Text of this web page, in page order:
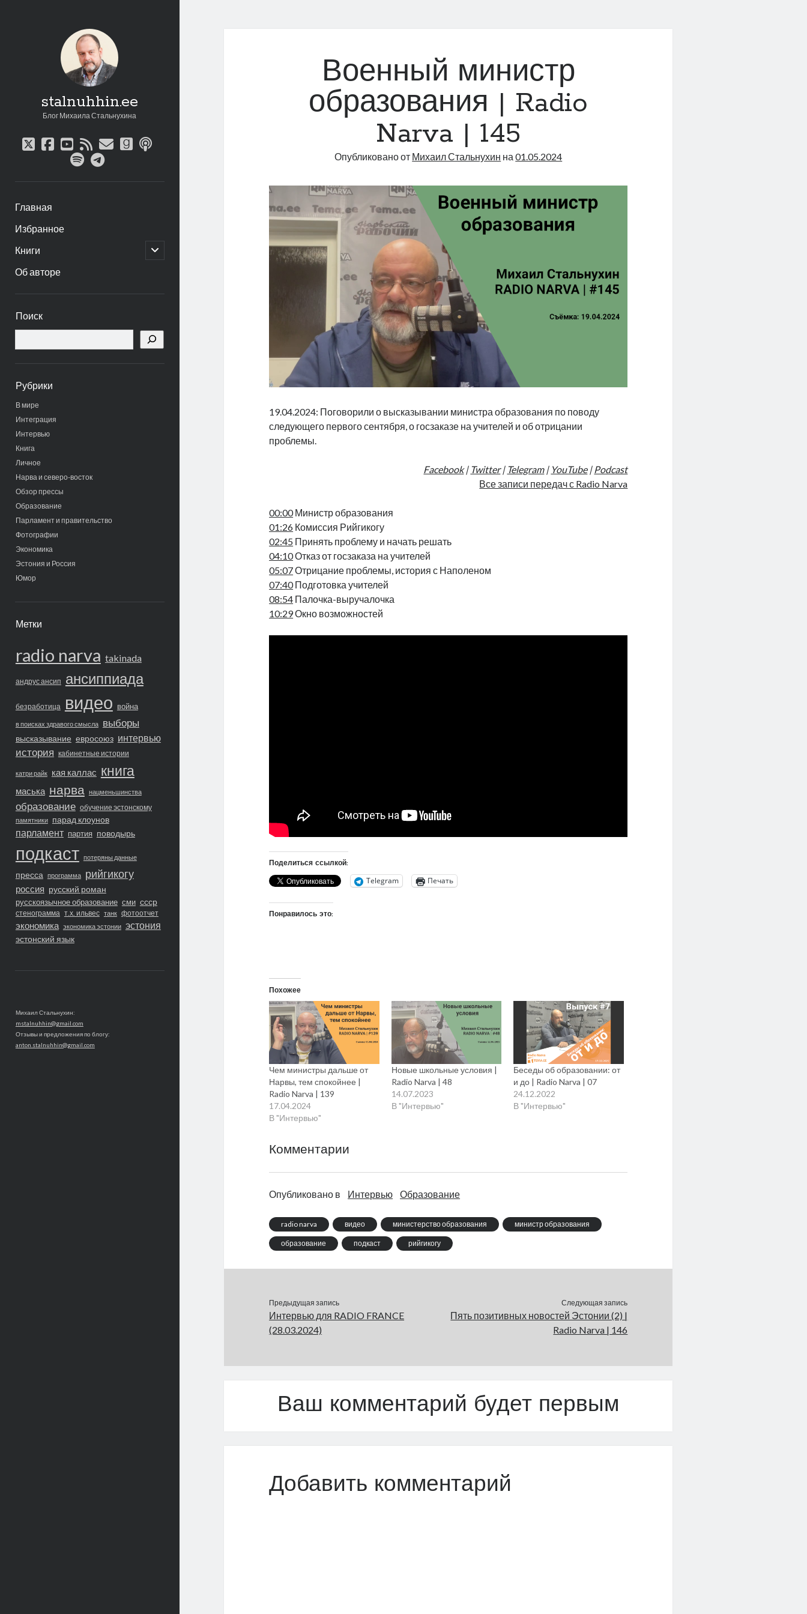
stalnuhhin.ee
Блог Михаила Стальнухина
twitter
facebook
youtube
rssemailgoodreads
podcast
spotifytelegram
Главная
Избранное
Книги
открыть
дочернее
Об авторе
панель
Поиск
Рубрики
В мире
Интеграция
Интервью
Книга
Личное
Нарва и северо-восток
Обзор прессы
Образование
Парламент и правительство
Фотографии
Экономика
Эстония и Россия
Юмор
Метки
radio narva takinada
андрус ансип ансиппиада
безработица видео война
в поисках здравого смысла выборы
высказывание евросоюз интервью
история кабинетные истории
катри райк кая каллас книга
маська нарва нацменьшинства
образование обучение эстонскому
памятники парад клоунов
парламент партия поводырь
подкаст потеряны данные
пресса программа рийгикогу
россия русский роман
русскоязычное образование сми ссср
стенограмма т.х. ильвес танк фотоотчет
экономика экономика эстонии эстония
эстонский язык
Михаил Стальнухин:
mstalnuhhin@gmail.com
Отзывы и предложения по блогу:
anton.stalnuhhin@gmail.com
Военный министр
образования | Radio
Narva | 145
Опубликовано от Михаил Стальнухин на01.05.2024
19.04.2024: Поговорили о высказывании министра образования по поводу
следующего первого сентября, о госзаказе на учителей и об отрицании
проблемы.
Facebook| Twitter| Telegram| YouTube| Podcast
Все записи передач с Radio Narva
00:00Министр образования
01:26 Комиссия Рийгикогу
02:45 Принять проблему и начать решать
04:10Отказ от госзаказа на учителей
05:07Отрицание проблемы, история с Наполеном
07:40Подготовка учителей
08:54 Палочка-выручалочка
10:29Окно возможностей
Поделиться ссылкой:
Telegram Печать
Понравилось это:
Похожее
Чем министры дальше от
Нарвы, тем спокойнее |
Radio Narva | 139
17.04.2024
В "Интервью"
Новые школьные условия |
Radio Narva | 48
14.07.2023
В "Интервью"
Беседы об образовании: от
и до | Radio Narva | 07
24.12.2022
В "Интервью"
Комментарии
Опубликовано в Интервью Образование
radio narva видео министерство образования министр образования
образование подкаст рийгикогу
Предыдущая запись
Интервью для RADIO FRANCE
(28.03.2024)
Следующая запись
Пять позитивных новостей Эстонии (2) |
Radio Narva | 146
Ваш комментарий будет первым
Добавить комментарий